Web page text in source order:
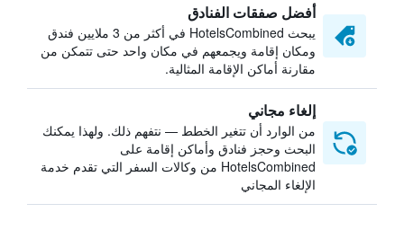
أفضل صفقات الفنادق
يبحث HotelsCombined في أكثر من 3 ملايين فندق
ومكان إقامة ويجمعهم في مكان واحد حتى تتمكن من
مقارنة أماكن الإقامة المثالية.
إلغاء مجاني
من الوارد أن تتغير الخطط — نتفهم ذلك. ولهذا يمكنك
البحث وحجز فنادق وأماكن إقامة على
HotelsCombined من وكالات السفر التي تقدم خدمة
الإلغاء المجاني